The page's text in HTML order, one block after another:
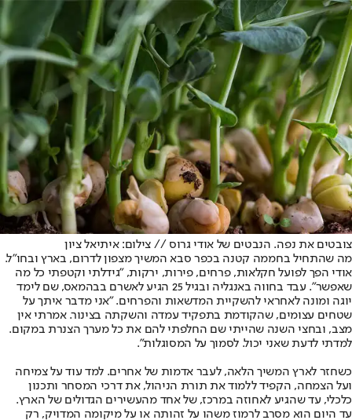
צובטים את נפה. הנבטים של אודי גרוס // צילום: איתיאל ציון
מה שהתחיל בחממה קטנה בכפר סבא המשיך מצפון לדרום, בארץ ובחו"ל.
אודי הפך לפועל חקלאות, פרחים, פירות, ירקות, "גידלתי וקטפתי כל מה
שאפשר". עבד בחווה באנגליה ובגיל 25 הגיע לאשרם בבהמאס, שם לימד
יוגה ומונה לאחראי להשקיית המדשאות והפרחים. "אני מדבר איתך על
שטחים עצומים, שהקודמת בתפקיד עמדה והשקתה בצינור. אמרתי אין
מצב, ובחצי השנה שהייתי שם החלפתי להם את כל מערך הצנרת במקום.
למדתי לדעת שאני יכול. לסמוך על המסוגלות".
כשחזר לארץ המשיך הלאה, לעבר אדמות של אחרים. למד עוד על צמיחה
ועל הצמחה, הקפיד ללמוד את תורת הניהול, את דרכי המסחר ותכנון
כלכלי, עד שהגיע לאחוזה במרכז, של אחד מהעשירים הגדולים של הארץ.
עד היום הוא מסרב לרמוז משהו על זהותה או על מיקומה המדויק, רק